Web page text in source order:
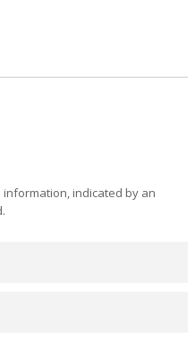
indicated by an